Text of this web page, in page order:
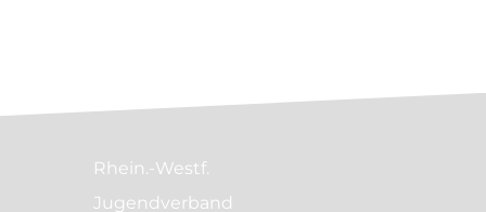
Rhein.-Westf.
Jugendverband